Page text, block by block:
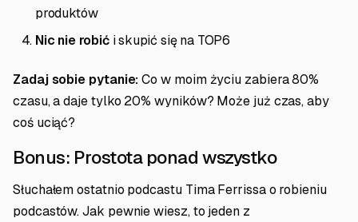
produktów
Nic nie robići skupić się na TOP6
Zadaj sobie pytanie:Co w moim życiu zabiera 80%
czasu, a daje tylko 20% wyników? Może już czas, aby
coś uciąć?
Bonus: Prostota ponad wszystko
Słuchałem ostatnio podcastu Tima Ferrissa o robieniu
podcastów. Jak pewnie wiesz, to jeden z